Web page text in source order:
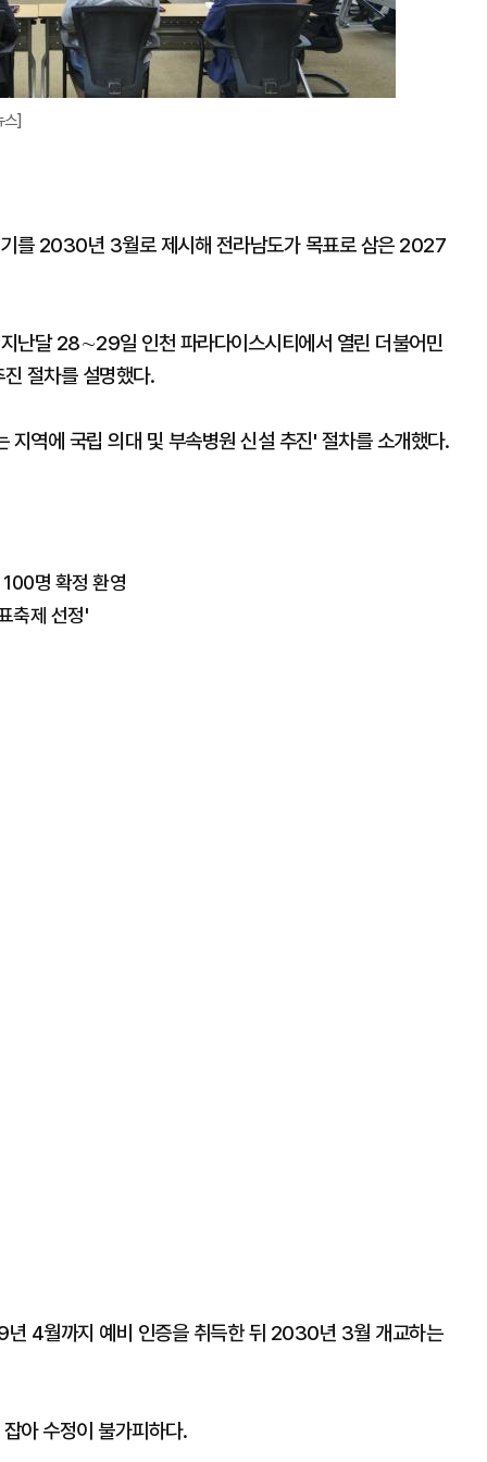
스]
를 2030년 3월로 제시해 전라남도가 목표로 삼은 2027
난달 28∼29일 인천 파라다이스시티에서 열린 더불어민
절차를 설명했다.
지역에 국립 의대 및 부속병원 신설 추진' 절차를 소개했다.
명 확정 환영
축제 선정'
4월까지 예비 인증을 취득한 뒤 2030년 3월 개교하는
아 수정이 불가피하다.